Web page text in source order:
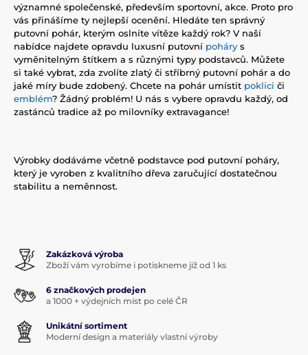
významné společenské, především sportovní, akce. Proto pro
vás přinášíme ty nejlepší ocenění. Hledáte ten správný
putovní pohár, kterým oslníte vítěze každý rok? V naší
nabídce najdete opravdu luxusní putovní poháry s
vyměnitelným štítkem a s různými typy podstavců. Můžete
si také vybrat, zda zvolíte zlatý či stříbrný putovní pohár a do
jaké míry bude zdobený. Chcete na pohár umístit poklici či
emblém? Žádný problém! U nás s vybere opravdu každý, od
zastánců tradice až po milovníky extravagance!
Výrobky dodáváme včetně podstavce pod putovní poháry,
který je vyroben z kvalitního dřeva zaručující dostatečnou
stabilitu a neměnnost.
Zakázková výroba
Zboží vám vyrobíme i potiskneme již od 1 ks
6 značkových prodejen
a 1000 + výdejních míst po celé ČR
Unikátní sortiment
Moderní design a materiály vlastní výroby